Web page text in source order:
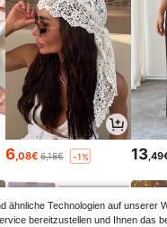
6,08€ 6,18€ -1% 13
ähnliche Technologien auf unserer
bereitzustellen und Ihnen das